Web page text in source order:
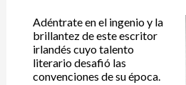
Adéntrate en el ingenio y la
brillantez de este escritor
irlandés cuyo talento
literario desafió las
convenciones de su época.